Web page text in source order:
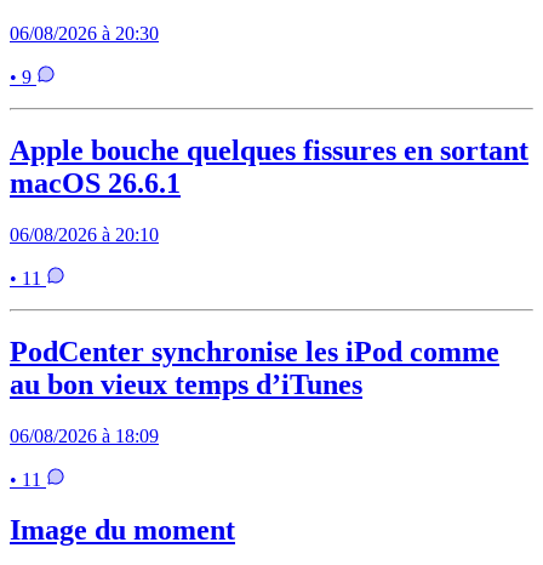
06/08/2026 à 20:30
• 9
Apple bouche quelques fissures en sortant
macOS 26.6.1
06/08/2026 à 20:10
• 11
PodCenter synchronise les iPod comme
au bon vieux temps d’iTunes
06/08/2026 à 18:09
• 11
Image du moment